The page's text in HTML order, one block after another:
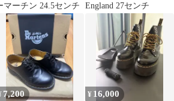
マーチン 24.5センチ
England 27センチ
7,200 ¥ 16,000